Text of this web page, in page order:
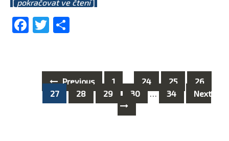
[ pokračovat ve čtení]
Facebook
Twitter
navigation
Previous 1 … 24 25
26
27
28 29 30 … 34 Next